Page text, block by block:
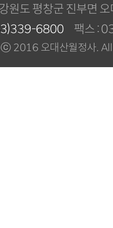
원도 평창군 진부면
6800 팩스 :
ⓒ 2016 오대산월정사.